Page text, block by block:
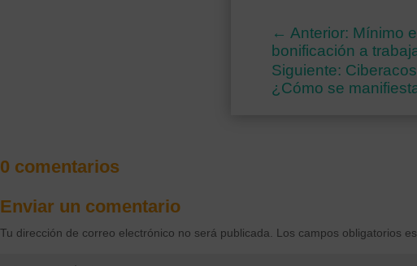
← Anterior: Mínimo
bonificación a
Siguiente:
¿Cómo se
0 comentarios
Enviar un comentario
Tu dirección de correo electrónico no será publicada. Los campos obligatorios